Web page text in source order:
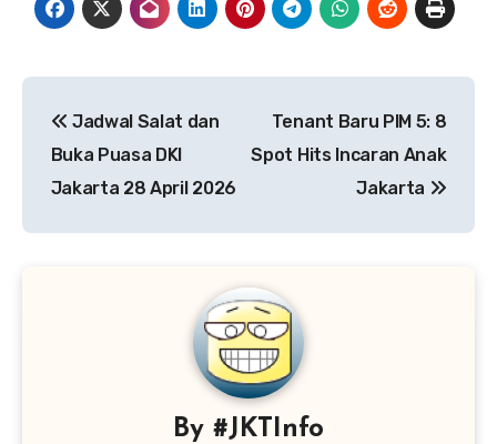
pos
Jadwal Salat dan
Buka Puasa DKI
Jakarta 28 April 2026
Tenant Baru PIM 5: 8
Spot Hits Incaran Anak
Jakarta
By #JKTInfo